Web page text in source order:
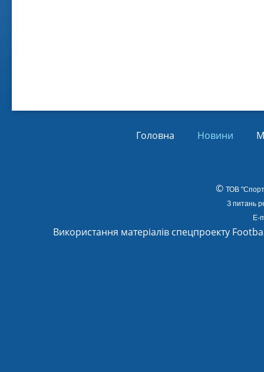
Головна Новини
© ТОВ
З питань
E-
Використання матеріалів спецпроекту